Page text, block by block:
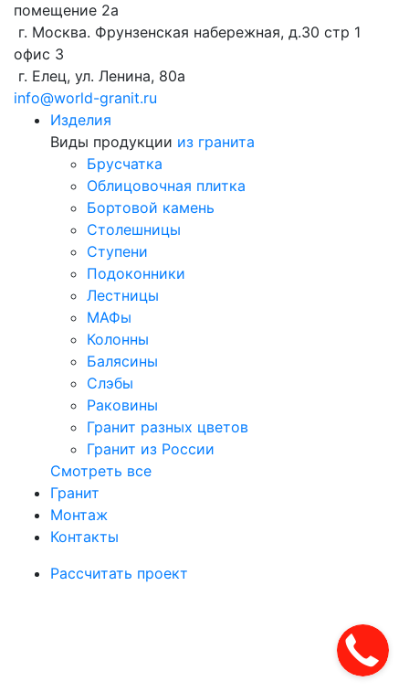
помещение 2а
г. Москва. Фрунзенская набережная, д.30 стр 1
офис 3
г. Елец, ул. Ленина, 80а
info@world-granit.ru
Изделия
Виды продукции из гранита
Брусчатка
Облицовочная плитка
Бортовой камень
Столешницы
Ступени
Подоконники
Лестницы
МАФы
Колонны
Балясины
Слэбы
Раковины
Гранит разных цветов
Гранит из России
Смотреть все
Гранит
Монтаж
Контакты
Рассчитать проект